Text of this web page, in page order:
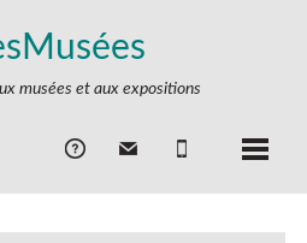
musées et aux expositions